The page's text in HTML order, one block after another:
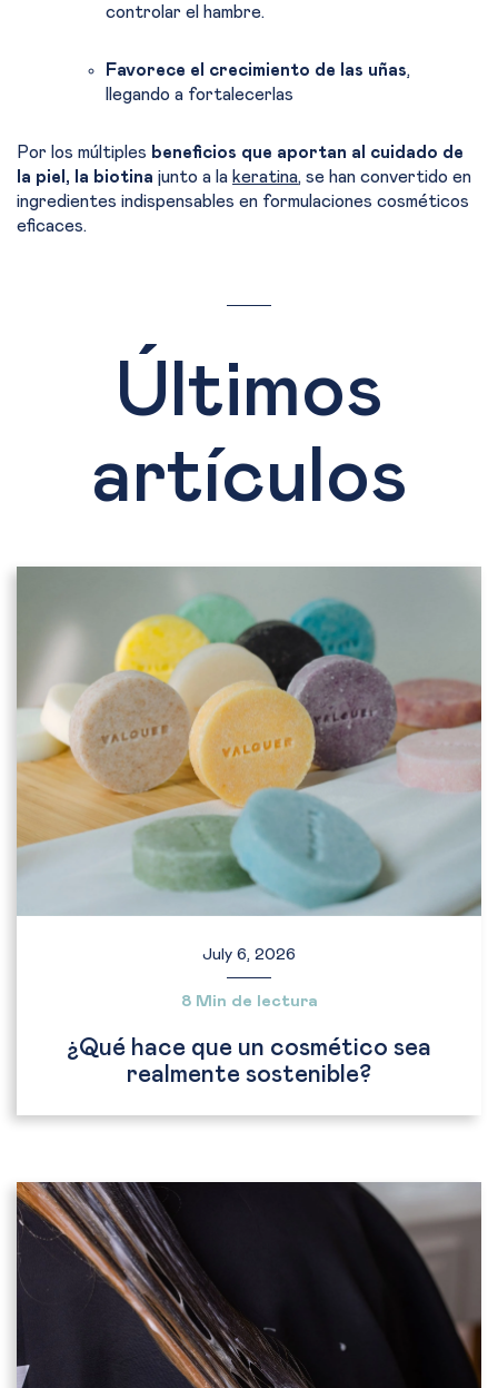
controlar el hambre.
Favorece el crecimiento de las uñas,
llegando a fortalecerlas
Por los múltiples beneficios que aportan al cuidado de
la piel, la biotina junto a la keratina, se han convertido en
ingredientes indispensables en formulaciones cosméticos
eficaces.
Últimos
artículos
July 6, 2026
8 Min de lectura
¿Qué hace que un cosmético sea
realmente sostenible?